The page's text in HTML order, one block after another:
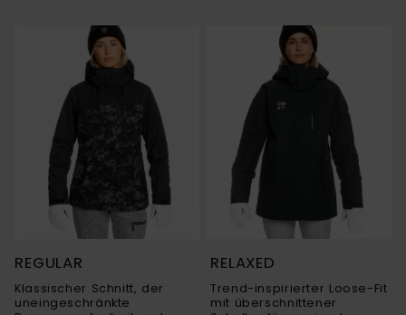
REGULAR
Klassischer Schnitt, der
uneingeschränkte
RELAXED
Trend-inspirierter Loose-Fit
mit überschnittener